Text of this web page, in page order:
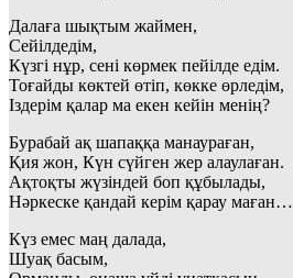
Далаға шықтым жаймен,
Сейілдедім,
Күзгі нұр, сені көрмек пейілде едім.
Тоғайды көктей өтіп, көкке өрледім,
Іздерім қалар ма екен кейін менің?
Бурабай ақ шапаққа манаураған,
Қия жон, Күн сүйген жер алаулаған.
Ақтоқты жүзіндей боп құбылады,
Нәркеске қандай керім қарау маған…
Күз емес маң далада,
Шуақ басым,